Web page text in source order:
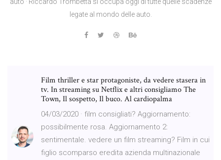
legate al mondo delle auto.
Film thriller e star protagoniste, da vedere stasera in
tv. In streaming su Netflix e altri consigliamo The
Town, Il sospetto, Il buco. Al cardiopalma
04/03/2020 · film consigliati? Aggiornamento:
possibilmente rosa. Aggiornamento 2:
sentimentale. vedere un film streaming? Film in cui
figlio scomparso eredita azienda multinazionale